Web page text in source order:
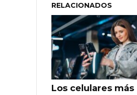
RELACIONADOS
Los celulares más